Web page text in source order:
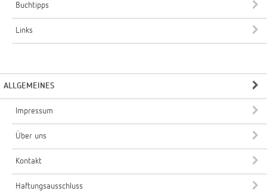
Buchtipps
Links
ALLGEMEINES
Impressum
Über uns
Kontakt
Haftungsausschluss